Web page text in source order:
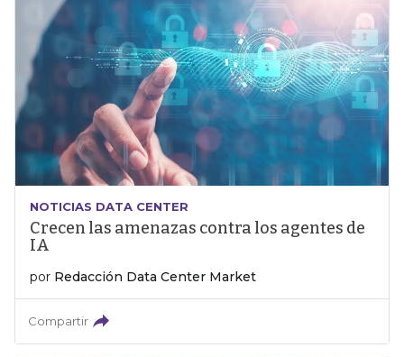
NOTICIAS DATA CENTER
Crecen las amenazas contra los agentes de
IA
por Redacción Data Center Market
Compartir